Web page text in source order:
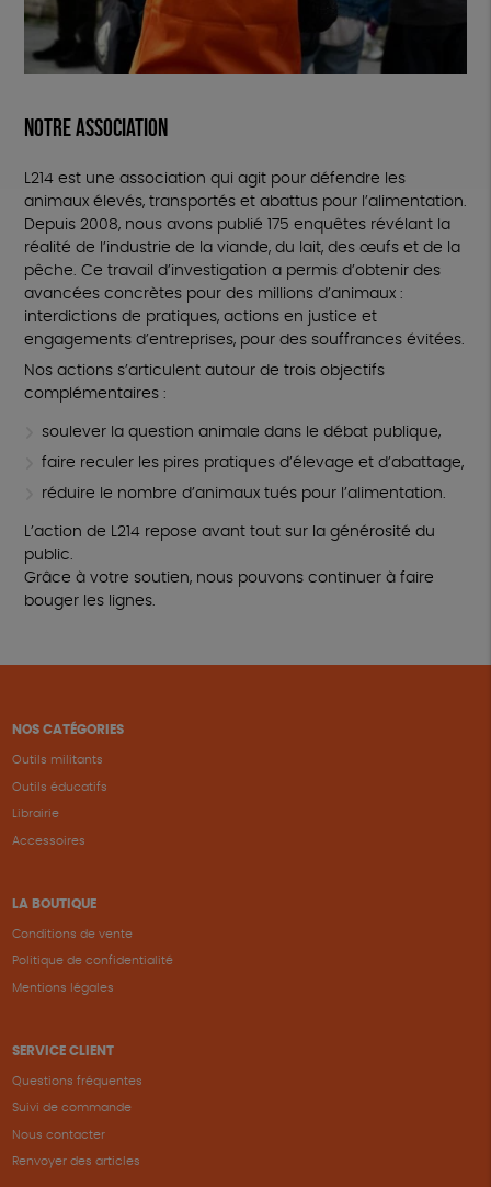
NOTRE ASSOCIATION
L214 est une association qui agit pour défendre les
animaux élevés, transportés et abattus pour l’alimentation.
Depuis 2008, nous avons publié 175 enquêtes révélant la
réalité de l’industrie de la viande, du lait, des œufs et de la
pêche. Ce travail d’investigation a permis d’obtenir des
avancées concrètes pour des millions d’animaux :
interdictions de pratiques, actions en justice et
engagements d’entreprises, pour des souffrances évitées.
Nos actions s’articulent autour de trois objectifs
complémentaires :
soulever la question animale dans le débat publique,
faire reculer les pires pratiques d’élevage et d’abattage,
réduire le nombre d’animaux tués pour l’alimentation.
L’action de L214 repose avant tout sur la générosité du
public.
Grâce à votre soutien, nous pouvons continuer à faire
bouger les lignes.
NOS CATÉGORIES
Outils militants
Outils éducatifs
Librairie
Accessoires
LA BOUTIQUE
Conditions de vente
Politique de confidentialité
Mentions légales
SERVICE CLIENT
Questions fréquentes
Suivi de commande
Nous contacter
Renvoyer des articles